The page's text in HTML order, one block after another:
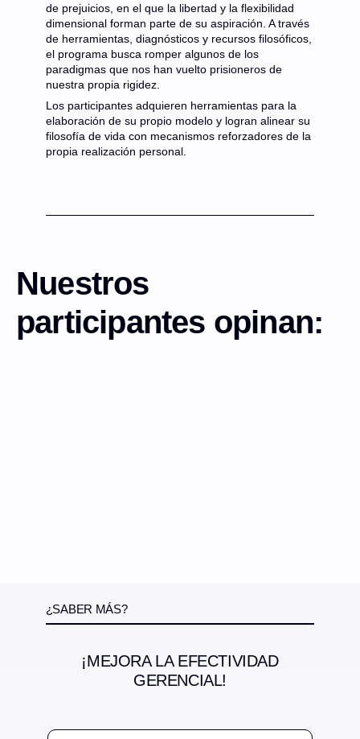
de prejuicios, en el que la libertad y la flexibilidad
dimensional forman parte de su aspiración. A través
de herramientas, diagnósticos y recursos filosóficos,
el programa busca romper algunos de los
paradigmas que nos han vuelto prisioneros de
nuestra propia rigidez.
Los participantes adquieren herramientas para la
elaboración de su propio modelo y logran alinear su
filosofía de vida con mecanismos reforzadores de la
propia realización personal.
Nuestros
participantes opinan:
¿SABER MÁS?
¡MEJORA LA EFECTIVIDAD
GERENCIAL!